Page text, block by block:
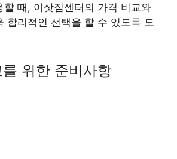
할 때, 이삿짐센터의 가격 비교와
합리적인 선택을 할 수 있도록 도
위한 준비사항